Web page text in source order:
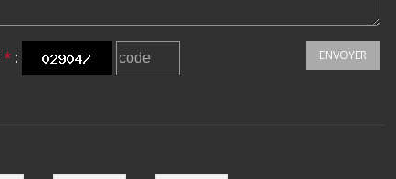
* : ENVOYER